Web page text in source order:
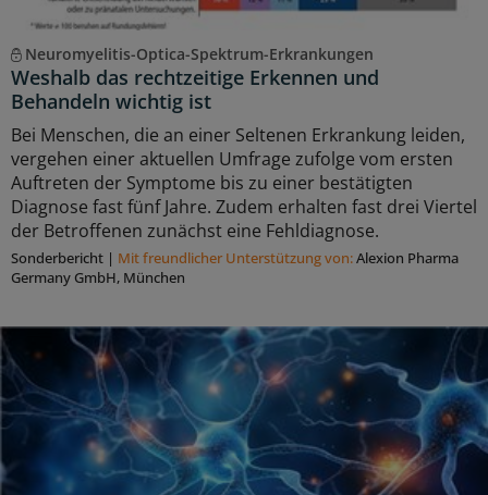
Neuromyelitis-Optica-Spektrum-Erkrankungen
Weshalb das rechtzeitige Erkennen und
Behandeln wichtig ist
Bei Menschen, die an einer Seltenen Erkrankung leiden,
vergehen einer aktuellen Umfrage zufolge vom ersten
Auftreten der Symptome bis zu einer bestätigten
Diagnose fast fünf Jahre. Zudem erhalten fast drei Viertel
der Betroffenen zunächst eine Fehldiagnose.
Sonderbericht | Mit freundlicher Unterstützung von:Alexion Pharma
Germany GmbH, München